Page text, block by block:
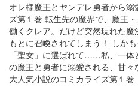
オレ様魔王とヤンデレ勇者から
ズ第１巻 転生先の魔界で、魔王
働くクレア。だけど突然現れた
もとに召喚されてしまう！ しか
「聖女」に選ばれて……私、一体
の魔王と勇者に溺愛される、甘
大人気小説のコミカライズ第１巻